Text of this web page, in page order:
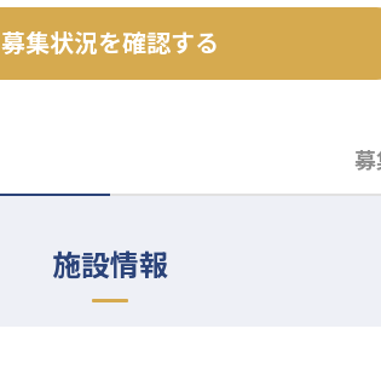
募集状況を確認する
募
施設情報